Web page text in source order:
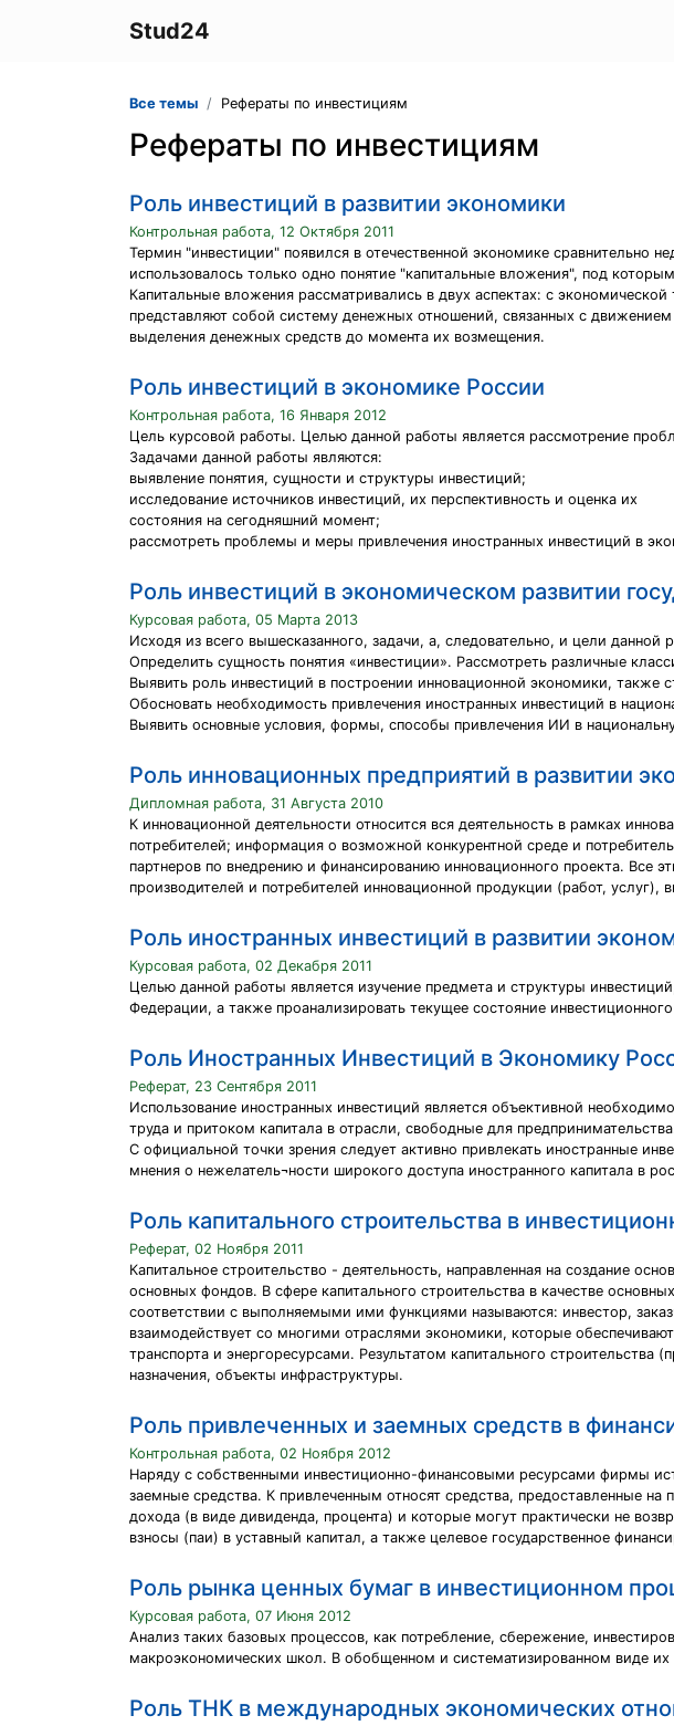
Stud24
Все темы Рефераты по инвестициям
Рефераты по инвестициям
Роль инвестиций в развитии экономики
Контрольная работа, 12 Октября 2011
Термин "инвестиции" появился в отечественной экономике
использовалось только одно понятие "капитальные вложения", под
Капитальные вложения рассматривались в двух аспектах: с
представляют собой систему денежных отношений, связанных с
выделения денежных средств до момента их возмещения.
Роль инвестиций в экономике России
Контрольная работа, 16 Января 2012
Цель курсовой работы. Целью данной работы является рассмотрение
Задачами данной работы являются:
выявление понятия, сущности и структуры инвестиций;
исследование источников инвестиций, их перспективность и оценка их
состояния на сегодняшний момент;
рассмотреть проблемы и меры привлечения иностранных инвестиций в
Роль инвестиций в экономическом развитии
Курсовая работа, 05 Марта 2013
Исходя из всего вышесказанного, задачи, а, следовательно, и цели
Определить сущность понятия «инвестиции». Рассмотреть различные
Выявить роль инвестиций в построении инновационной экономики, также
Обосновать необходимость привлечения иностранных инвестиций в
Выявить основные условия, формы, способы привлечения ИИ в
Роль инновационных предприятий в развитии
Дипломная работа, 31 Августа 2010
К инновационной деятельности относится вся деятельность в рамках
потребителей; информация о возможной конкурентной среде и
партнеров по внедрению и финансированию инновационного проекта. Все
производителей и потребителей инновационной продукции (работ,
Роль иностранных инвестиций в развитии
Курсовая работа, 02 Декабря 2011
Целью данной работы является изучение предмета и структуры
Федерации, а также проанализировать текущее состояние
Роль Иностранных Инвестиций в Экономику
Реферат, 23 Сентября 2011
Использование иностранных инвестиций является объективной
труда и притоком капитала в отрасли, свободные для
С официальной точки зрения следует активно привлекать иностранные
мнения о нежелатель¬ности широкого доступа иностранного капитала в
Роль капитального строительства в
Реферат, 02 Ноября 2011
Капитальное строительство - деятельность, направленная на создание
основных фондов. В сфере капитального строительства в качестве
соответствии с выполняемыми ими функциями называются: инвестор,
взаимодействует со многими отраслями экономики, которые
транспорта и энергоресурсами. Результатом капитального
назначения, объекты инфраструктуры.
Роль привлеченных и заемных средств в
Контрольная работа, 02 Ноября 2012
Наряду с собственными инвестиционно-финансовыми ресурсами фирмы
заемные средства. К привлеченным относят средства, предоставленные
дохода (в виде дивиденда, процента) и которые могут практически не
взносы (паи) в уставный капитал, а также целевое государственное
Роль рынка ценных бумаг в инвестиционном
Курсовая работа, 07 Июня 2012
Анализ таких базовых процессов, как потребление, сбережение,
макроэкономических школ. В обобщенном и систематизированном виде
Роль ТНК в международных экономических